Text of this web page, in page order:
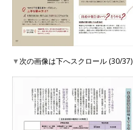
▼次の画像は下へスクロール (30/37)